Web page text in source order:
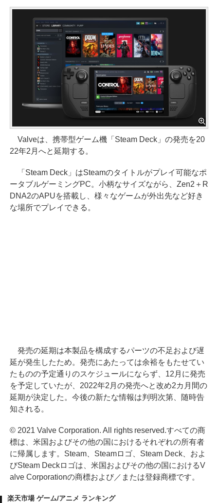
Valveは、携帯型ゲーム機「Steam Deck」の発売を20
22年2月へと延期する。
「Steam Deck」はSteamのタイトルがプレイ可能なポ
ータブルゲーミングPC。小柄なサイズながら、Zen2＋R
DNA2のAPUを搭載し、様々なゲームが外出先など好き
な場所でプレイできる。
発売の延期は本製品を構成するパーツの不足および遅
延が発生したため。発売にあたっては余裕をもたせてい
たものの予定通りのスケジュールにならず、12月に発売
を予定していたが、2022年2月の発売へと改め2カ月間の
延期が決定した。今後の新たな情報は判明次第、随時告
知される。
© 2021 Valve Corporation. All rights reserved.すべての商
標は、米国およびその他の国におけるそれぞれの所有者
に帰属します。Steam、Steamロゴ、Steam Deck、およ
びSteam Deckロゴは、米国およびその他の国におけるV
alve Corporationの商標および／または登録商標です。
楽天市場 ゲーム/アニメ ランキング